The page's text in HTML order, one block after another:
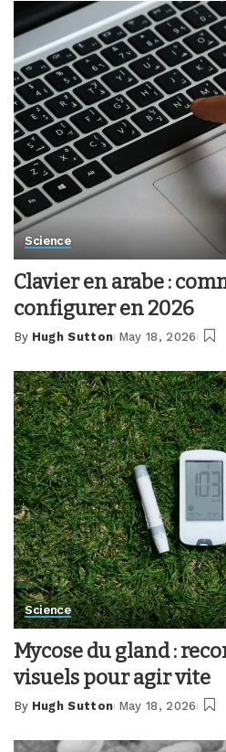
Science
Clavier en arabe :
configurer en 2026
Posted
By Hugh Sutton May 18, 2026
Science
Mycose du gland :
visuels pour agir vite
Posted
By Hugh Sutton May 18, 2026